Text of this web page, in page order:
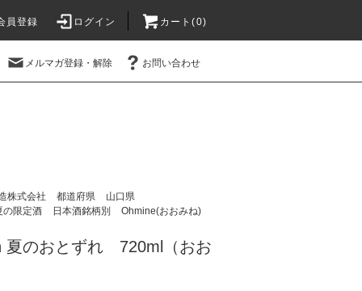
員登録 ログイン カート(0)
メルマガ登録・解除 お問い合わせ
株式会社 都道府県
山口県
の限定酒 日本酒銘柄別 Ohmine(おおみね)
夏のおとずれ 720ml（おお